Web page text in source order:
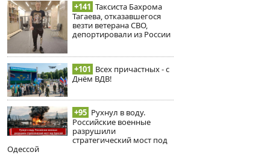
+141 Таксиста Бахрома
Тагаева, отказавшегося
везти ветерана СВО,
депортировали из России
+101 Всех причастных - с
Днём ВДВ!
+95 Рухнул в воду.
Российские военные
разрушили
стратегический мост под
Одессой